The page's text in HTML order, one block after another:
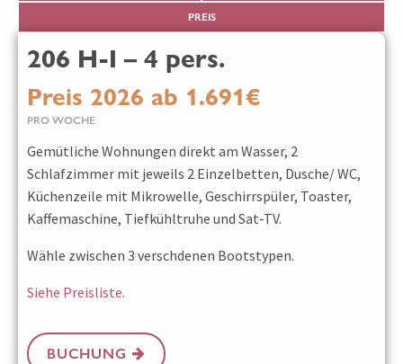
PREIS
206 H-I – 4 pers.
Preis 2026 ab 1.691€
PRO WOCHE
Gemütliche Wohnungen direkt am Wasser, 2
Schlafzimmer mit jeweils 2 Einzelbetten, Dusche/ WC,
Küchenzeile mit Mikrowelle, Geschirrspüler, Toaster,
Kaffemaschine, Tiefkühltruhe und Sat-TV.
Wähle zwischen 3 verschdenen Bootstypen.
Siehe Preisliste.
BUCHUNG